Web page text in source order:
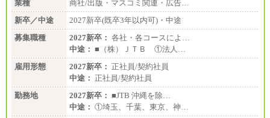
業種
商社/出版・マスコミ関連・広告…
新卒／中途
2027新卒(既卒3年以内可)・中途
募集職種
2027新卒： 各社・各コースによ…
中途： ■（株）ＪＴＢ ①法人…
雇用形態
2027新卒： 正社員/契約社員
中途： 正社員/契約社員
勤務地
2027新卒： ■JTB 沖縄を除…
中途： ①埼玉、千葉、東京、神…